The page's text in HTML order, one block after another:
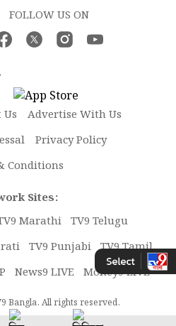
FOLLOW US ON
Advertise With Us
Privacy Policy
Conditions
Sites:
Marathi TV9 Telugu
TV9 Punjabi TV9 Tamil
News9 LIVE Money9 LIVE
Bangla. All rights reserved.